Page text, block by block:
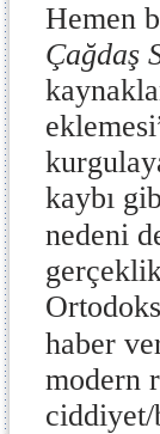
Hemen
Çağdaş
kaybı
nedeni
haber
modern
ciddiyet/